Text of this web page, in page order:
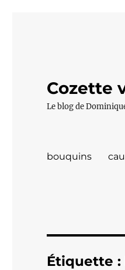
Cozette
Le blog de
bouquins
Étiquette :